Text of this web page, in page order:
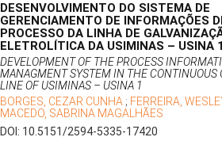
DESENVOLVIMENTO DO SISTEMA DE
GERENCIAMENTO DE INFORMAÇÕES
PROCESSO DA LINHA DE
ELETROLÍTICA DA USIMINAS – USINA 1
DEVELOPMENT OF THE PROCESS
MANAGMENT SYSTEM IN THE CONTINUOUS
LINE OF USIMINAS – USINA 1
BORGES, CEZAR CUNHA ; FERREIRA,
MACEDO, SABRINA MAGALHÃES
DOI: 10.5151/2594-5335-17420